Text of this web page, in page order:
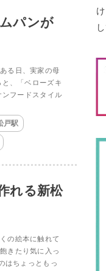
パンが
る日、実家の母
、「ベローズキ
フードスタイル
戸駅
れる新松
の絵本に触れて
きたり気に入っ
はちょっともっ